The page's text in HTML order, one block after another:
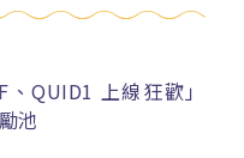
QUID1 上線狂歡」
池